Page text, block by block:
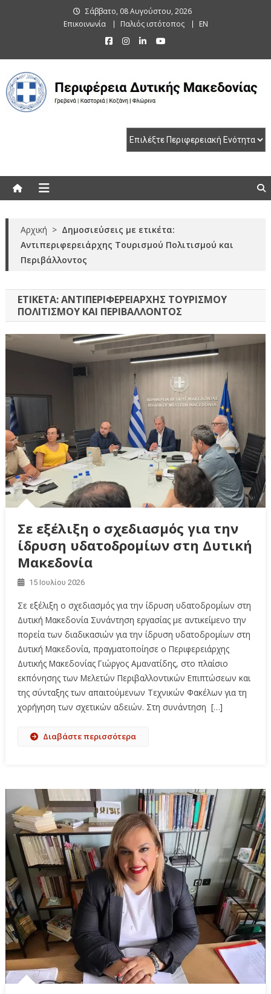
Σάββατο, 08 Αυγούστου, 2026
Επικοινωνία
Παλιός ιστότοπος EN
Αρχική > Δημοσιεύσεις με ετικέτα:
Αντιπεριφερειάρχης Τουρισμού Πολιτισμού και
Περιβάλλοντος
ΕΤΙΚΈΤΑ:ΑΝΤΙΠΕΡΙΦΕΡΕΙΆΡΧΗΣ ΤΟΥΡΙΣΜΟΎ
ΠΟΛΙΤΙΣΜΟΎ ΚΑΙ ΠΕΡΙΒΆΛΛΟΝΤΟΣ
Σε εξέλιξη ο σχεδιασμός για την
ίδρυση υδατοδρομίων στη Δυτική
Μακεδονία
15 Ιουλίου 2026
Σε εξέλιξη ο σχεδιασμός για την ίδρυση υδατοδρομίων στη
Δυτική Μακεδονία Συνάντηση εργασίας με αντικείμενο την
πορεία των διαδικασιών για την ίδρυση υδατοδρομίων στη
Δυτική Μακεδονία, πραγματοποίησε ο Περιφερειάρχης
Δυτικής Μακεδονίας Γιώργος Αμανατίδης, στο πλαίσιο
εκπόνησης των Μελετών Περιβαλλοντικών Επιπτώσεων και
της σύνταξης των απαιτούμενων Τεχνικών Φακέλων για τη
χορήγηση των σχετικών αδειών. Στη συνάντηση […]
Διαβάστε περισσότερα